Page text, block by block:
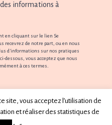
informations à
en cliquant sur le lien Se
recevrez de notre part, ou en nous
d'informations sur nos pratiques
dessous, vous acceptez que nous
à ces termes.
site, vous acceptez l’utilisation de
et réaliser des statistiques de